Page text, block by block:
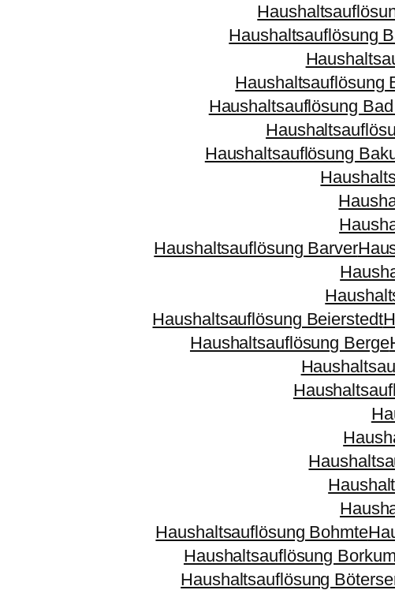
Haushaltsauflösung
Haushaltsauflösung
Haushaltsauflösung
Haushaltsauflösung
Haushaltsauflösung Barver
Haushaltsauflösung Beierstedt
Haushaltsauflösung Berge
Haushaltsauflösung Bohmte
Haushaltsauflösung Borkum
Haushaltsauflösung